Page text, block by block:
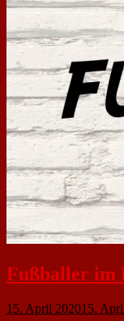
Fußballer im
15. April 202015.